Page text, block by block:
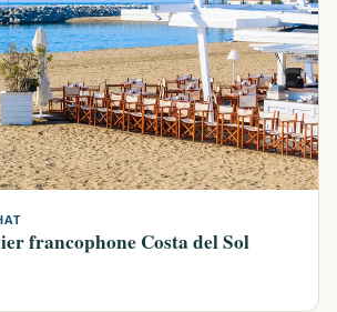
francophone Costa del Sol